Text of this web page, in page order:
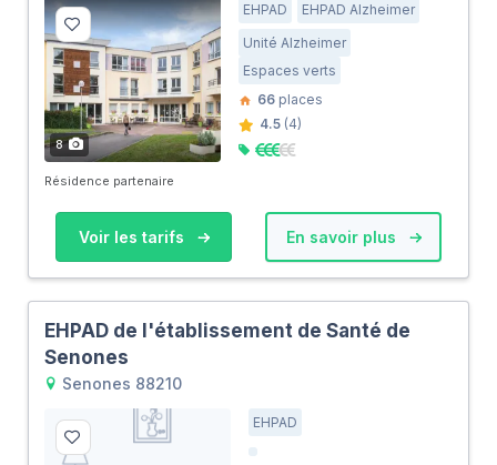
8
EHPAD
EHPAD Alzheimer
Unité Alzheimer
Espaces verts
66 places
4.5 (4)
Résidence partenaire
Voir les tarifs En savoir plus
EHPAD de l'établissement de Santé de
Senones
Senones 88210
EHPAD